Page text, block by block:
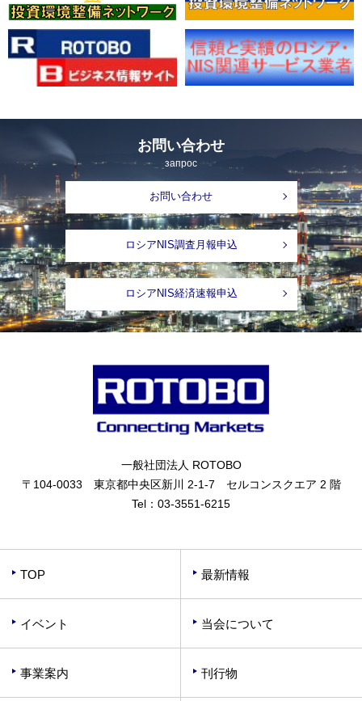
お問い合わせ
запрос
お問い合わせ
ロシアNIS調査月報申込
ロシアNIS経済速報申込
一般社団法人 ROTOBO
〒104-0033 東京都中央区新川 2-1-7 セルコンスクエア 2 階
Tel： 03-3551-6215
TOP 最新情報
イベント 当会について
事業案内 刊行物